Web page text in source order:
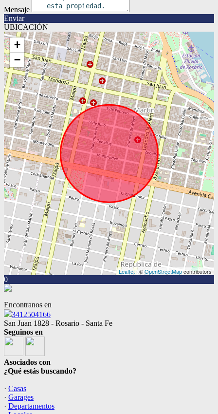
Mensaje
Enviar
UBICACIÓN
+
−
Leaflet | ©OpenStreetMapcontributors
0
Encontranos en
3412504166
San Juan 1828 - Rosario - Santa Fe
Seguinos en
Asociados con
¿Qué estás buscando?
· Casas
· Garages
· Departamentos